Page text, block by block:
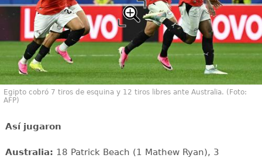
Egipto cobró 7 tiros de esquina y 12 tiros libres ante Australia. (Foto:
AFP)
Así jugaron
Australia: 18 Patrick Beach (1 Mathew Ryan), 3